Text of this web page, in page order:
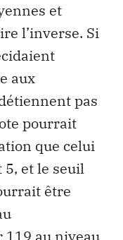
et
l’inverse. Si
aux
pas
pourrait
que celui
5, et le seuil
être